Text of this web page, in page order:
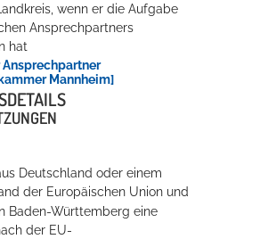
das rauschende Meer im
lieber die pure Entspannung auf der
wenn er die Aufgabe
Ansprechpartners
hat
Ansprechpartner
Mannheim]
Deutschland oder einem
der Europäischen Union und
Baden-Württemberg eine
der EU-